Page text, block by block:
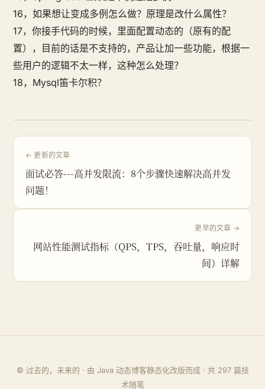
16，如果想让变成多例怎么做？原理是改什么属性？
17，你接手代码的时候，里面配置动态的（原有的配
置），目前的话是不支持的，产品让加一些功能，根据一
些用户的逻辑不太一样，这种怎么处理？
18，Mysql笛卡尔积？
← 更新的文章
面试必答---高并发限流：8个步骤快速解决高并发
问题！
更早的文章 →
网站性能测试指标（QPS，TPS，吞吐量，响应时
间）详解
© 过去的，未来的 · 由 Java 动态博客静态化改版而成 · 共 297篇技
术随笔